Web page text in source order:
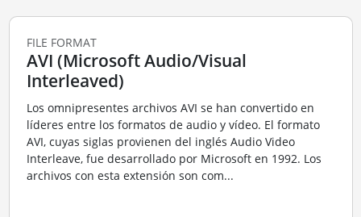
FILE FORMAT
AVI (Microsoft Audio/Visual
Interleaved)
Los omnipresentes archivos AVI se han convertido en
líderes entre los formatos de audio y vídeo. El formato
AVI, cuyas siglas provienen del inglés Audio Video
Interleave, fue desarrollado por Microsoft en 1992. Los
archivos con esta extensión son com...